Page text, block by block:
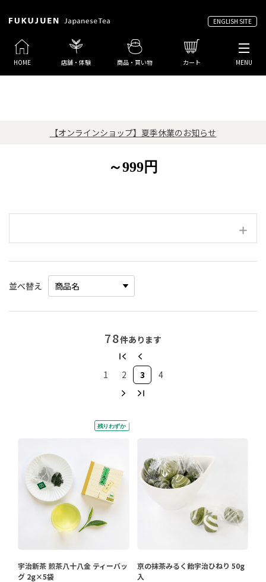
ENGLISH SITE
HOME 店舗・体験 商品・買い物 カート MENU
【オンラインショップ】夏季休業のお知らせ
～999円
並べ替え
78件あります
1 2 3 4
宇治新茶 煎茶八十八金 ティーバッ
グ 2g×5袋
京の抹茶みるく飴宇治ひねり 50g
入